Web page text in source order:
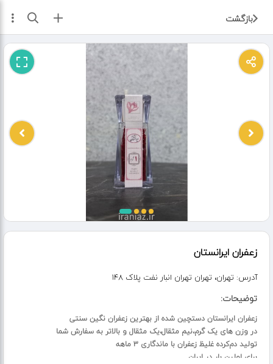
بازگشت ثبت آگهی
زعفران ایرانستان
آدرس: تهران، تهران تهران انبار نفت پلاک ۱۴۸
توضیحات:
زعفران ایرانستان دستچین شده از بهترین زعفران نگین سنتی
در وزن های یک گرم،نیم مثقال،یک مثقال و بالاتر به سفارش شما
تولید دم‌کرده غلیظ زعفران با ماندگاری ۳ ماهه
برای اولین بار در ایران